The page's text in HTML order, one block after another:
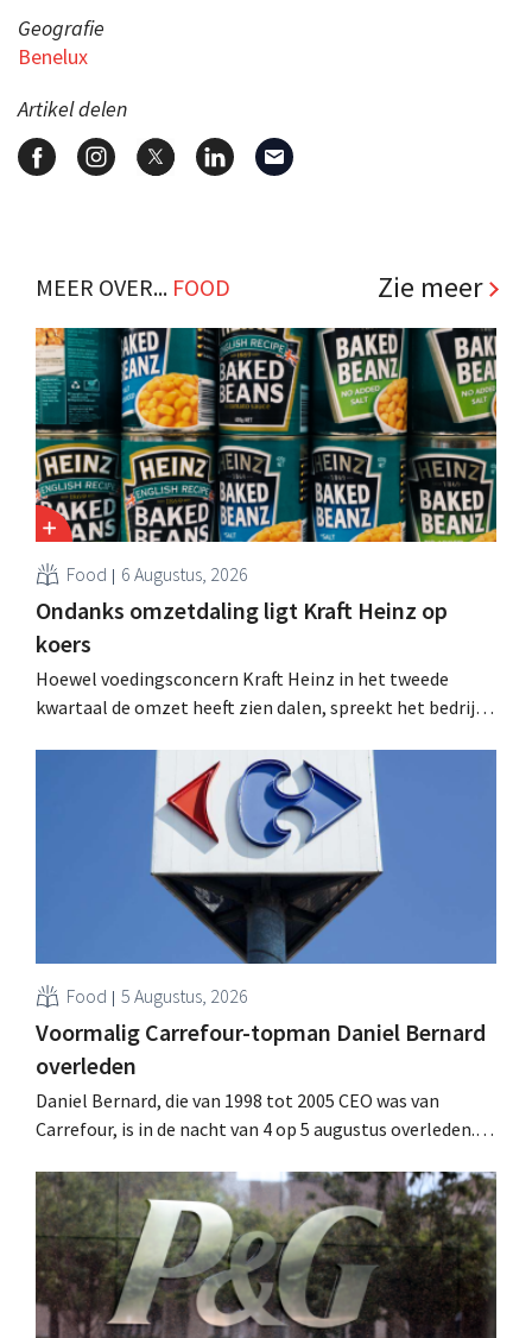
Geografie
Benelux
Artikel delen
MEER OVER... FOOD Zie meer
Food 6 Augustus, 2026
Ondanks omzetdaling ligt Kraft Heinz op
koers
Hoewel voedingsconcern Kraft Heinz in het tweede
kwartaal de omzet heeft zien dalen, spreekt het bedrijf
multinational verhoogt de investeringen en de
vooruitzichten.
Food 5 Augustus, 2026
Voormalig Carrefour-topman Daniel Bernard
overleden
Daniel Bernard, die van 1998 tot 2005 CEO was van
Carrefour, is in de nacht van 4 op 5 augustus overleden.
retailer, realiseerde de fusie met Promodès en nam
toenmalig Belgisch marktleider GB over.